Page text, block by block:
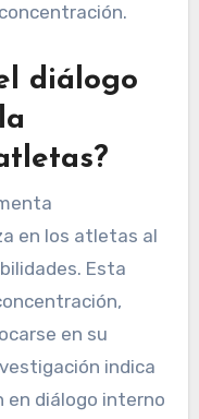
diálogo
en los atletas al
Esta
en su
indica
en diálogo interno